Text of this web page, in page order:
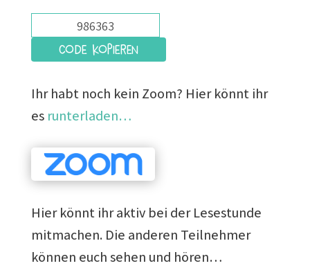
Code kopieren
Ihr habt noch kein Zoom? Hier könnt ihr
es runterladen…
Hier könnt ihr aktiv bei der Lesestunde
mitmachen. Die anderen Teilnehmer
können euch sehen und hören…